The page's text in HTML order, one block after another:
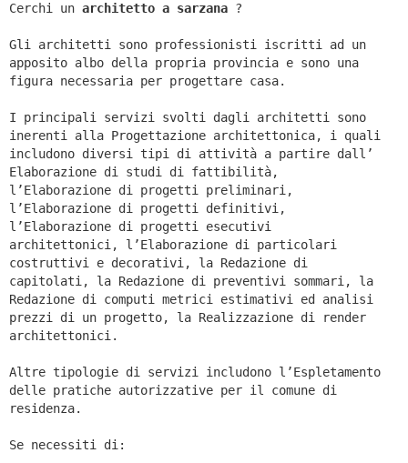
Cerchi un architetto a sarzana ?
Gli architetti sono professionisti iscritti ad un
apposito albo della propria provincia e sono una
figura necessaria per progettare casa.
I principali servizi svolti dagli architetti sono
inerenti alla Progettazione architettonica, i quali
includono diversi tipi di attività a partire dall’
Elaborazione di studi di fattibilità,
l’Elaborazione di progetti preliminari,
l’Elaborazione di progetti definitivi,
l’Elaborazione di progetti esecutivi
architettonici, l’Elaborazione di particolari
costruttivi e decorativi, la Redazione di
capitolati, la Redazione di preventivi sommari, la
Redazione di computi metrici estimativi ed analisi
prezzi di un progetto, la Realizzazione di render
architettonici.
Altre tipologie di servizi includono l’Espletamento
delle pratiche autorizzative per il comune di
residenza.
Se necessiti di: